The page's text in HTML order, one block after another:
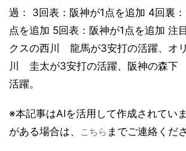
過： 3回表：阪神が1点を追加 4回裏
点を追加 5回表：阪神が1点を追加 注
クスの西川 龍馬が3安打の活躍、オ
川 圭太が3安打の活躍、阪神の森下
活躍。
※本記事はAIを活用して作成されてい
がある場合は、
こちら までご連絡くだ